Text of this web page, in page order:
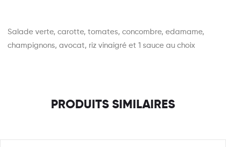
Salade verte, carotte, tomates, concombre, edamame,
champignons, avocat, riz vinaigré et 1 sauce au choix
PRODUITS SIMILAIRES